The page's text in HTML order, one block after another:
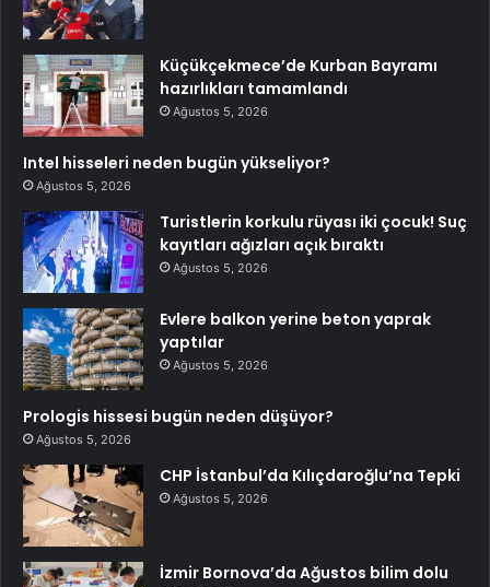
Küçükçekmece’de Kurban Bayramı
hazırlıkları tamamlandı
Ağustos 5, 2026
Intel hisseleri neden bugün yükseliyor?
Ağustos 5, 2026
Turistlerin korkulu rüyası iki çocuk! Suç
kayıtları ağızları açık bıraktı
Ağustos 5, 2026
Evlere balkon yerine beton yaprak
yaptılar
Ağustos 5, 2026
Prologis hissesi bugün neden düşüyor?
Ağustos 5, 2026
CHP İstanbul’da Kılıçdaroğlu’na Tepki
Ağustos 5, 2026
İzmir Bornova’da Ağustos bilim dolu